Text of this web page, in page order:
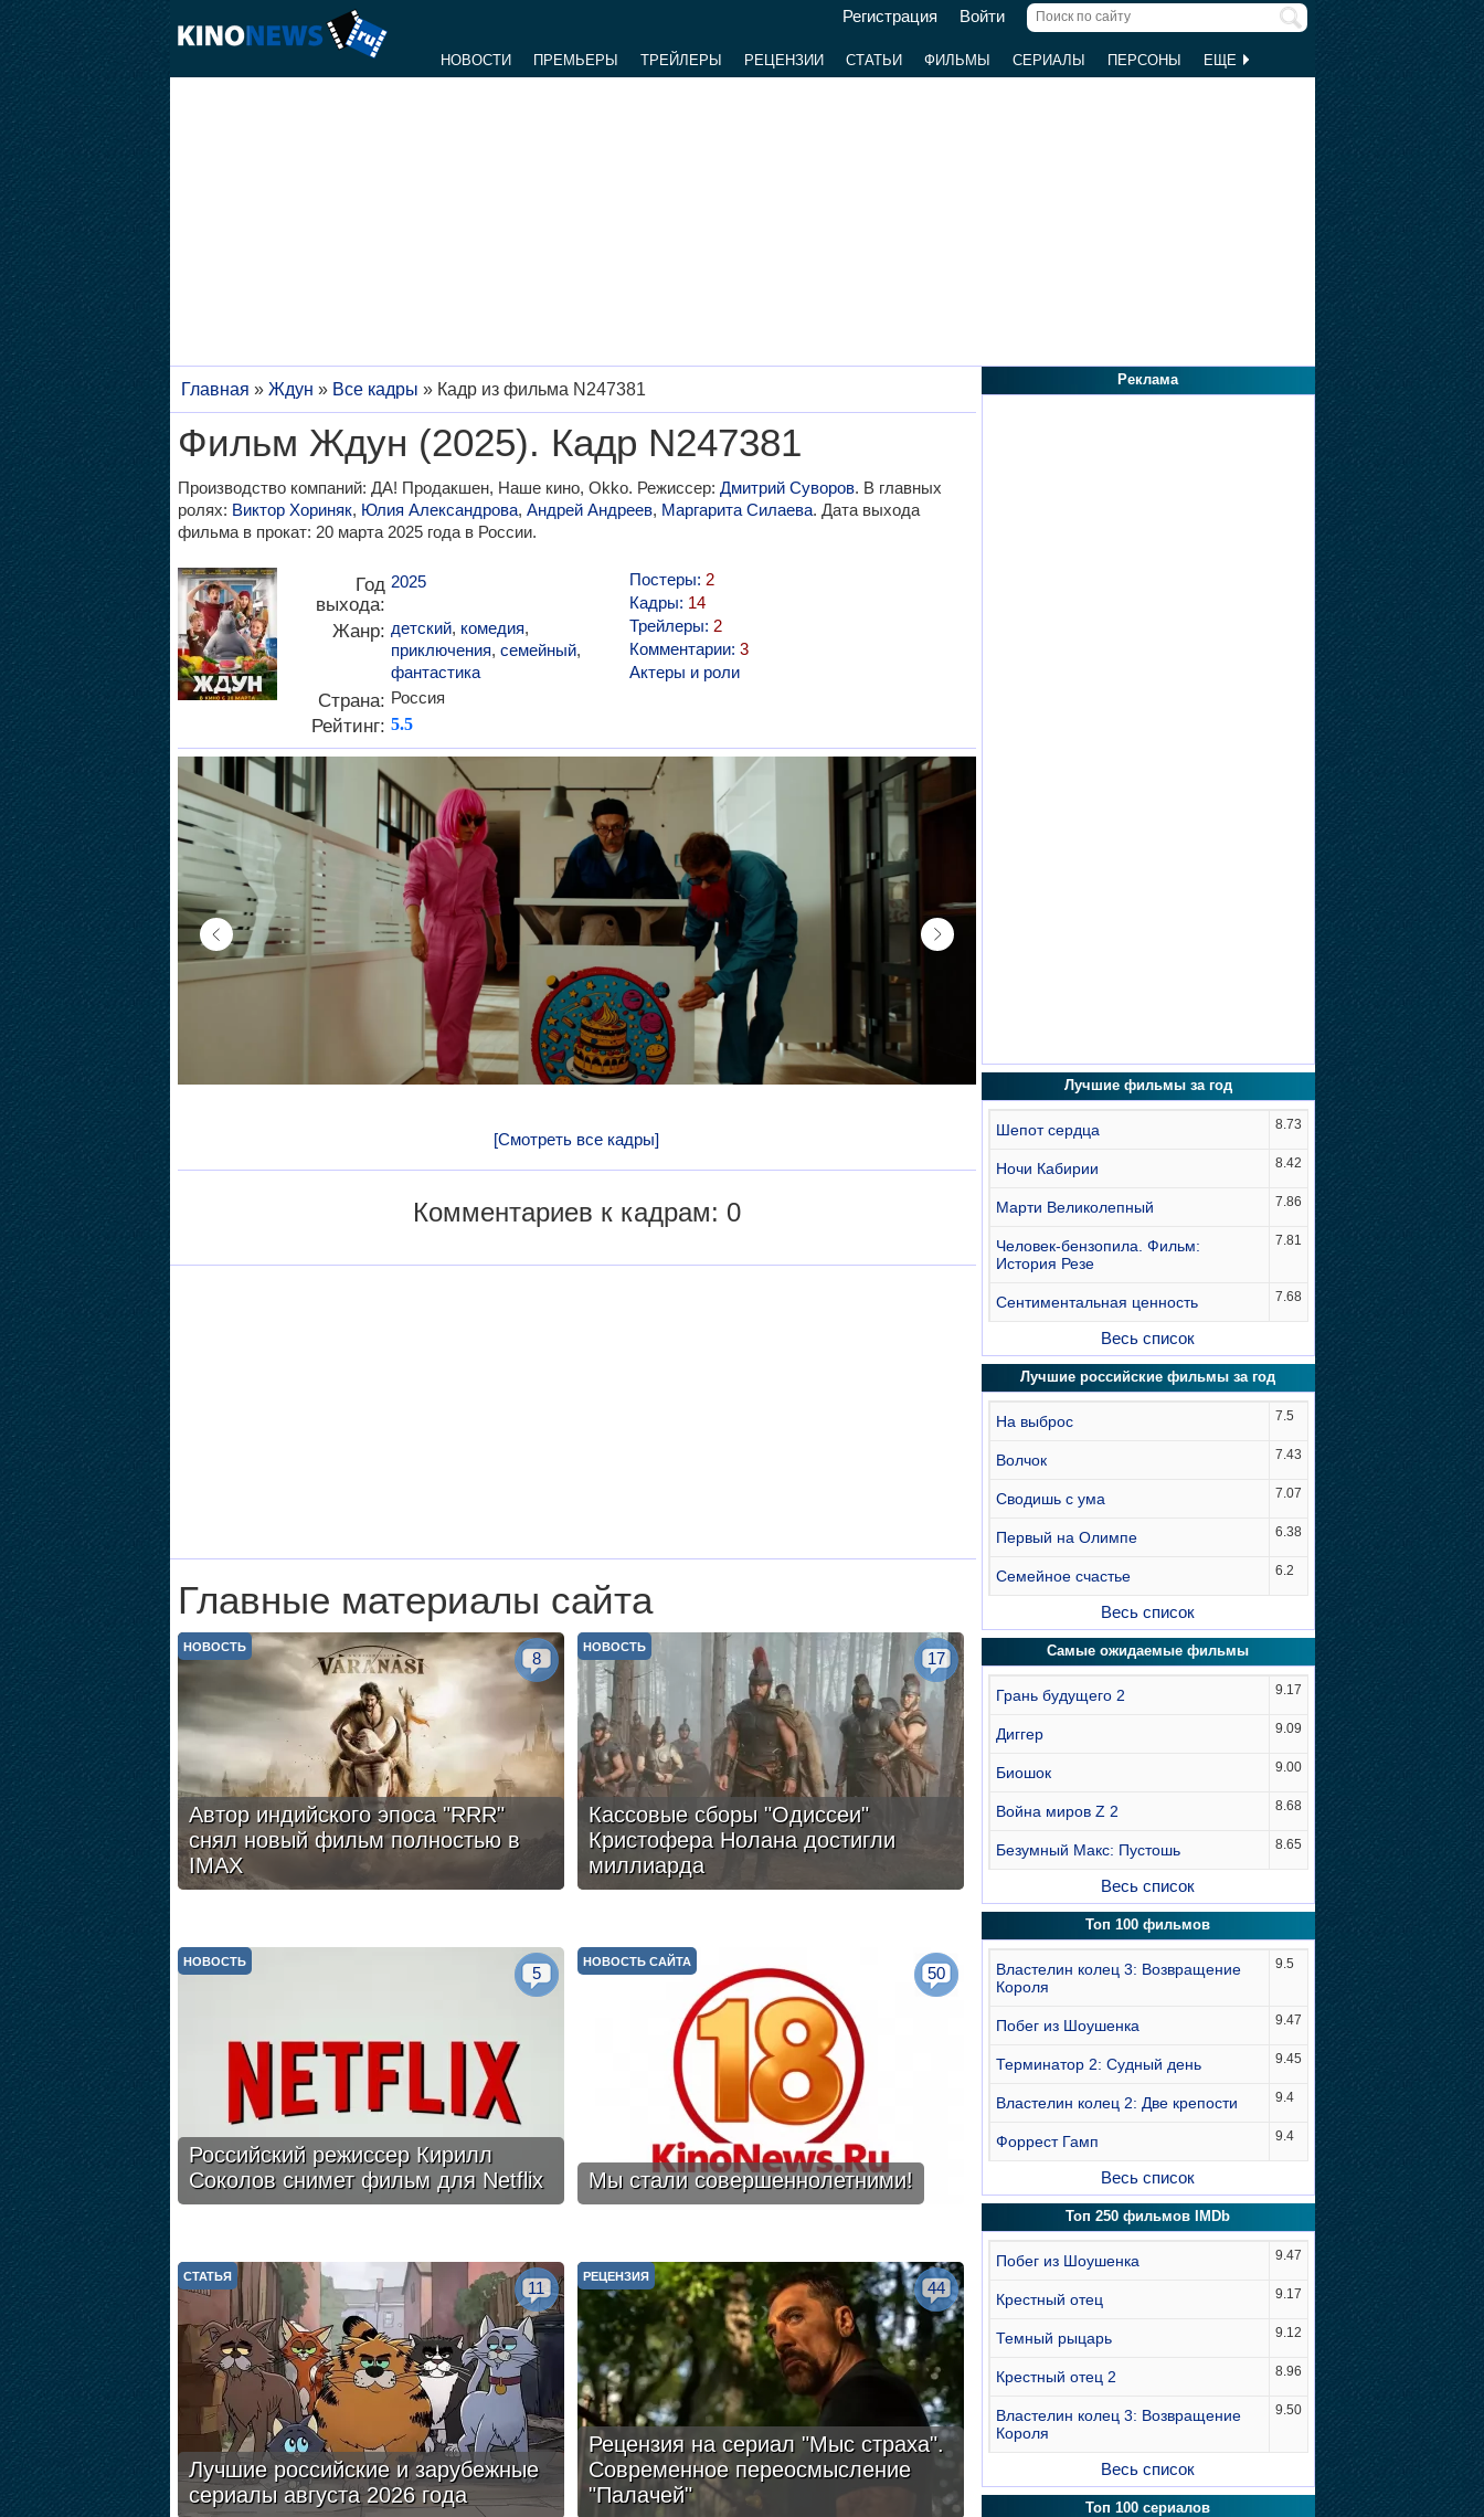
Регистрация Войти
НОВОСТИ ПРЕМЬЕРЫ ТРЕЙЛЕРЫ РЕЦЕНЗИИ СТАТЬИ ФИЛЬМЫ СЕРИАЛЫ ПЕРСОНЫ ЕЩЕ
Главная » Ждун » Все кадры » Кадр из фильма N247381
Фильм Ждун (2025). Кадр N247381
Производство компаний: ДА! Продакшен, Наше кино, Okko. Режиссер: Дмитрий Суворов. В главных
ролях: Виктор Хориняк, Юлия Александрова, Андрей Андреев, Маргарита Силаева. Дата выхода
фильма в прокат: 20 марта 2025 года в России.
Год
выхода:
2025
Жанр: детский, комедия,
приключения, семейный,
фантастика
Страна: Россия
Рейтинг: 5.5
Постеры: 2
Кадры: 14
Трейлеры: 2
Комментарии: 3
Актеры и роли
[Смотреть все кадры]
Комментариев к кадрам: 0
Главные материалы сайта
Автор индийского эпоса "RRR"
снял новый фильм полностью в
IMAX
НОВОСТЬ
8
Кассовые сборы "Одиссеи"
Кристофера Нолана достигли
миллиарда
НОВОСТЬ
17
Российский режиссер Кирилл
Соколов снимет фильм для Netflix
НОВОСТЬ
5
Мы стали совершеннолетними!
НОВОСТЬ САЙТА
50
Лучшие российские и зарубежные
сериалы августа 2026 года
СТАТЬЯ
11
Рецензия на сериал "Мыс страха".
Современное переосмысление
"Палачей"
РЕЦЕНЗИЯ
44
Реклама
Лучшие фильмы за год
Шепот сердца 8.73
Ночи Кабирии 8.42
Марти Великолепный 7.86
Человек-бензопила. Фильм:
История Резе
7.81
Сентиментальная ценность 7.68
Весь список
Лучшие российские фильмы за год
На выброс 7.5
Волчок 7.43
Сводишь с ума 7.07
Первый на Олимпе 6.38
Семейное счастье 6.2
Весь список
Самые ожидаемые фильмы
Грань будущего 2 9.17
Диггер 9.09
Биошок 9.00
Война миров Z 2 8.68
Безумный Макс: Пустошь 8.65
Весь список
Топ 100 фильмов
Властелин колец 3: Возвращение
Короля
9.5
Побег из Шоушенка 9.47
Терминатор 2: Судный день 9.45
Властелин колец 2: Две крепости 9.4
Форрест Гамп 9.4
Весь список
Топ 250 фильмов IMDb
Побег из Шоушенка 9.47
Крестный отец 9.17
Темный рыцарь 9.12
Крестный отец 2 8.96
Властелин колец 3: Возвращение
Короля
9.50
Весь список
Топ 100 сериалов